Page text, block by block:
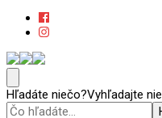
Katedra mineralógie,
Prírodovedecká fakulta
Hľadáte niečo?Vyhľadajte